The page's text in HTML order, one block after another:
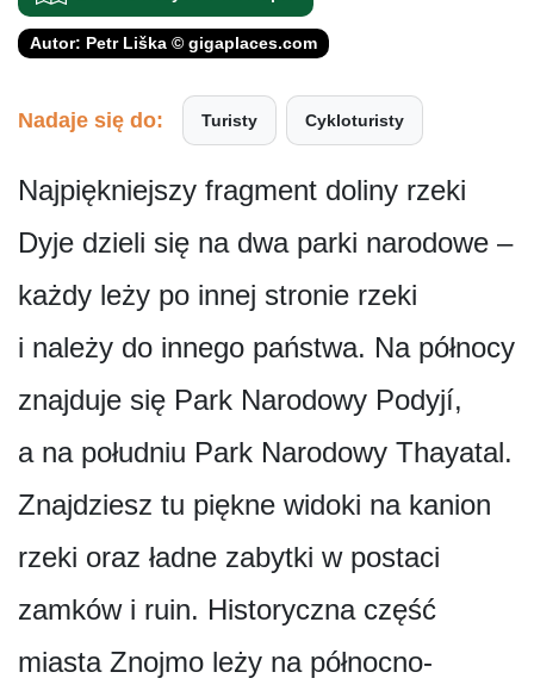
Autor: Petr Liška © gigaplaces.com
Nadaje się do: Turisty Cykloturisty
Najpiękniejszy fragment doliny rzeki
Dyje dzieli się na dwa parki narodowe –
każdy leży po innej stronie rzeki
i należy do innego państwa. Na północy
znajduje się Park Narodowy Podyjí,
a na południu Park Narodowy Thayatal.
Znajdziesz tu piękne widoki na kanion
rzeki oraz ładne zabytki w postaci
zamków i ruin. Historyczna część
miasta Znojmo leży na północno-